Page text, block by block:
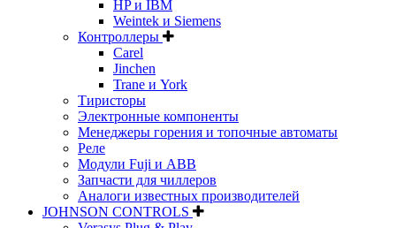
HP и IBM
Weintek и Siemens
Контроллеры
Carel
Jinchen
Trane и York
Тиристоры
Электронные компоненты
Менеджеры горения и топочные автоматы
Реле
Модули Fuji и ABB
Запчасти для чиллеров
Аналоги известных производителей
JOHNSON CONTROLS